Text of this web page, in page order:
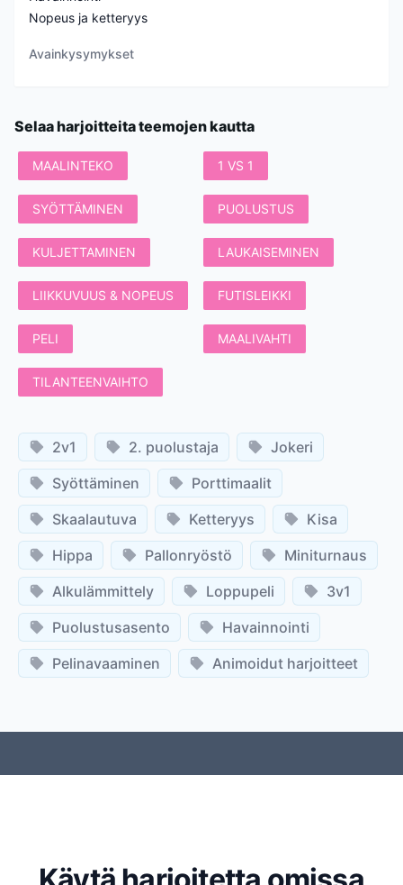
Nopeus ja ketteryys
Avainkysymykset
Selaa harjoitteita teemojen kautta
MAALINTEKO 1 VS 1
SYÖTTÄMINEN PUOLUSTUS
KULJETTAMINEN LAUKAISEMINEN
LIIKKUVUUS & NOPEUS FUTISLEIKKI
PELI MAALIVAHTI
TILANTEENVAIHTO
2v1 2. puolustaja
Jokeri
Syöttäminen
Porttimaalit
Skaalautuva
Ketteryys
Kisa
Hippa
Pallonryöstö
Miniturnaus
Alkulämmittely
Loppupeli
3v1
Puolustusasento
Havainnointi
Pelinavaaminen
Animoidut harjoitteet